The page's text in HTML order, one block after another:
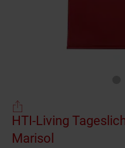
HTI-Living
Marisol